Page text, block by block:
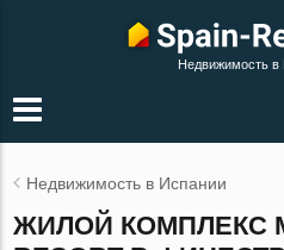
Недвижимость в
Недвижимость в Испании
ЖИЛОЙ КОМПЛЕКС